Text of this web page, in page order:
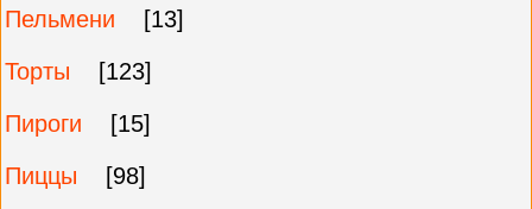
Пельмени
[13]
Торты
[123]
Пироги
[15]
Пиццы
[98]